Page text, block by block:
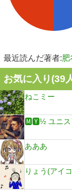
最近読んだ著者:肥
お気に入り(39
ねこミー
🅼🆈½ ユニ
あああ
りょう(アイ